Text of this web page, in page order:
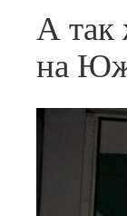
А так
на